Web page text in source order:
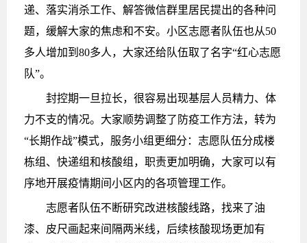
递、落实消杀工作、解答微信群里居民提出的各种问
题，缓解大家的焦虑和不安。小区志愿者队伍也从50
多人增加到80多人，大家还给队伍取了名字“红心志愿
队”。
封控期一旦拉长，很容易出现基层人员精力、体
力不支的情况。大家顺势调整了防疫工作方法，转为
“长期作战”模式，服务小组更细分：志愿队伍分成楼
栋组、快递组和核酸组，职责更加明确，大家可以有
序地开展疫情期间小区内的各项管理工作。
志愿者队伍不断研究改进核酸线路，找来了油
漆、皮尺画起来间隔两米线，后续核酸现场更加有